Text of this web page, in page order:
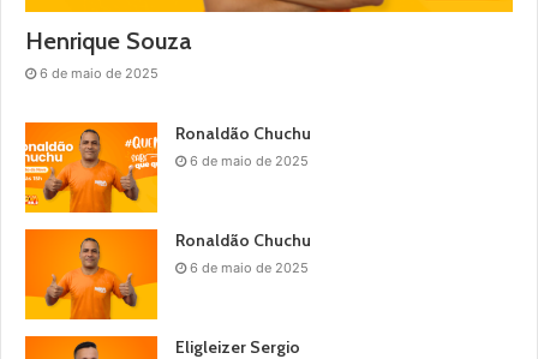
Henrique Souza
6 de maio de 2025
Ronaldão Chuchu
6 de maio de 2025
Ronaldão Chuchu
6 de maio de 2025
Eligleizer Sergio